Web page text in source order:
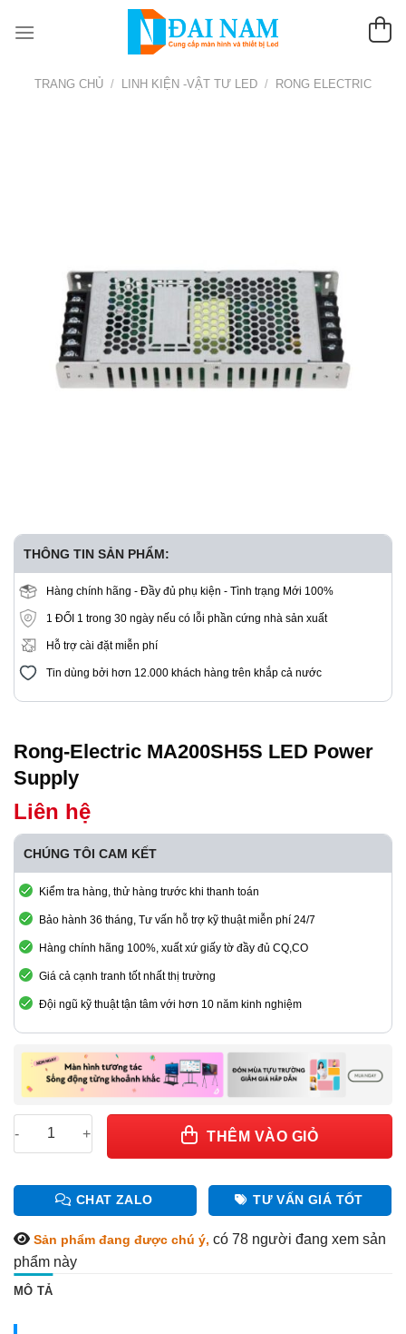
đến
TRANG CHỦ / LINH KIỆN -VẬT TƯ LED / RONG ELECTRIC
THÔNG TIN SẢN PHẨM:
Hàng chính hãng - Đầy đủ phụ kiện - Tình trạng Mới 100%
1 ĐỔI 1 trong 30 ngày nếu có lỗi phần cứng nhà sản xuất
Hỗ trợ cài đặt miễn phí
Tin dùng bởi hơn 12.000 khách hàng trên khắp cả nước
Rong-Electric MA200SH5S LED Power
Supply
Liên hệ
CHÚNG TÔI CAM KẾT
Kiểm tra hàng, thử hàng trước khi thanh toán
Bảo hành 36 tháng, Tư vấn hỗ trợ kỹ thuật miễn phí 24/7
Hàng chính hãng 100%, xuất xứ giấy tờ đầy đủ CQ,CO
Giá cả cạnh tranh tốt nhất thị trường
Đội ngũ kỹ thuật tận tâm với hơn 10 năm kinh nghiệm
Rong-Electric MA200SH5S LED Power Supply số lượng
THÊM VÀO GIỎ
CHAT ZALO TƯ VẤN GIÁ TỐT
Sản phẩm đang được chú ý, có 78 người đang xem sản
phẩm này
MÔ TẢ